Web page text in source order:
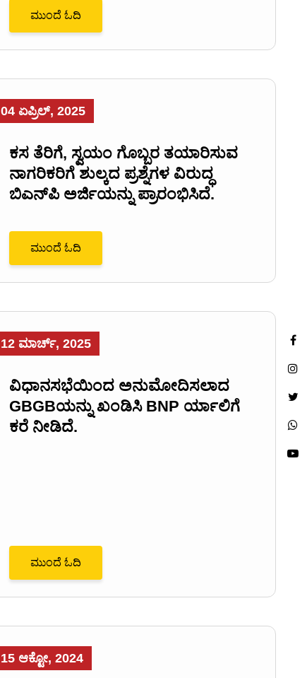
ಮುಂದೆ ಓದಿ
04 ಏಪ್ರಿಲ್, 2025
ಕಸ ತೆರಿಗೆ, ಸ್ವಯಂ ಗೊಬ್ಬರ ತಯಾರಿಸುವ
ನಾಗರಿಕರಿಗೆ ಶುಲ್ಕದ ಪ್ರಶ್ನೆಗಳ ವಿರುದ್ಧ
ಬಿಎನ್‌ಪಿ ಅರ್ಜಿಯನ್ನು ಪ್ರಾರಂಭಿಸಿದೆ.
ಮುಂದೆ ಓದಿ
12 ಮಾರ್ಚ್, 2025
ವಿಧಾನಸಭೆಯಿಂದ ಅನುಮೋದಿಸಲಾದ
GBGBಯನ್ನು ಖಂಡಿಸಿ BNP ರ್ಯಾಲಿಗೆ
ಕರೆ ನೀಡಿದೆ.
ಮುಂದೆ ಓದಿ
15 ಆಕ್ಟೋ, 2024